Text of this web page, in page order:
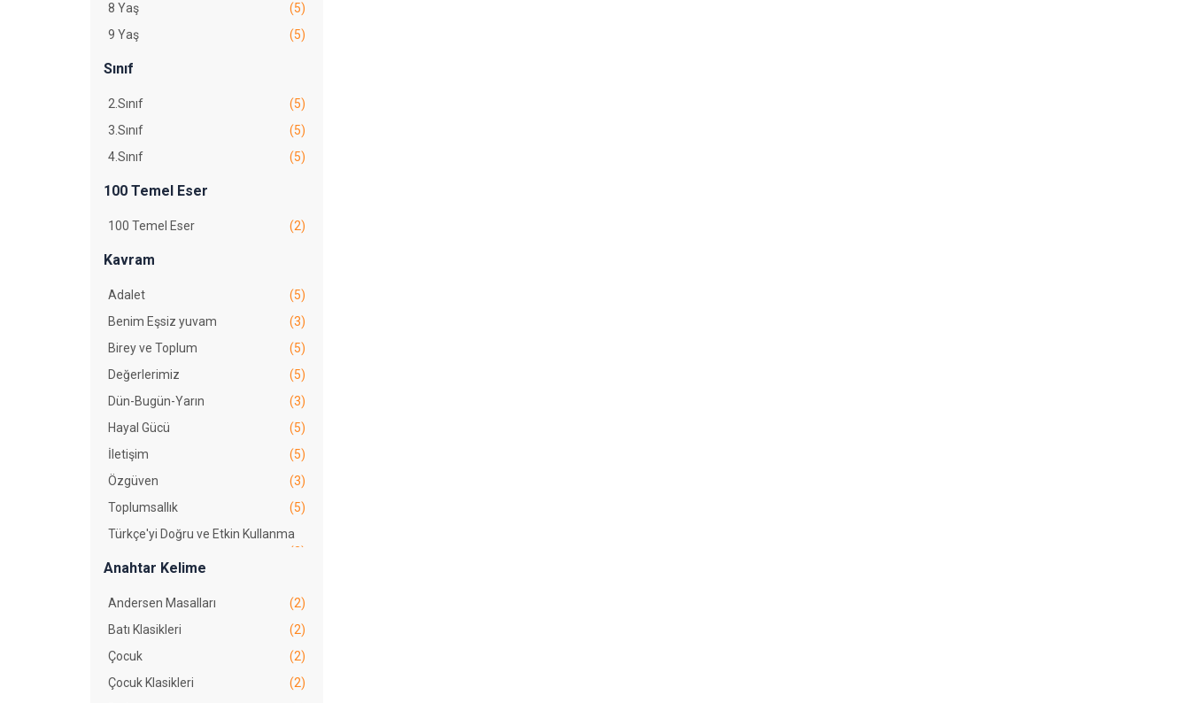
Rudyard Kipling
(2)
Tevfik Fikret
(1)
8 Yaş
(5)
9 Yaş
(5)
Sınıf
2.Sınıf
(5)
3.Sınıf
(5)
4.Sınıf
(5)
100 Temel Eser
100 Temel Eser (2)
Kavram
Adalet
(5)
Benim Eşsiz yuvam
(3)
Birey ve Toplum
(5)
Değerlerimiz
(5)
Dün-Bugün-Yarın
(3)
Hayal Gücü
(5)
İletişim
(5)
Özgüven
(3)
Toplumsallık
(5)
Türkçe'yi Doğru ve Etkin Kullanma
(3)
Yardımseverlik
Anahtar Kelime
Andersen Masalları
(2)
Batı Klasikleri
(2)
Çocuk
(2)
Çocuk Klasikleri
(2)